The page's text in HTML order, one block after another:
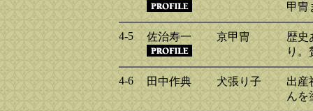
甲冑
4-5 佐治寿一 京甲冑
歴史
り。
4-6 田中作典 犬張り子
出産
んを